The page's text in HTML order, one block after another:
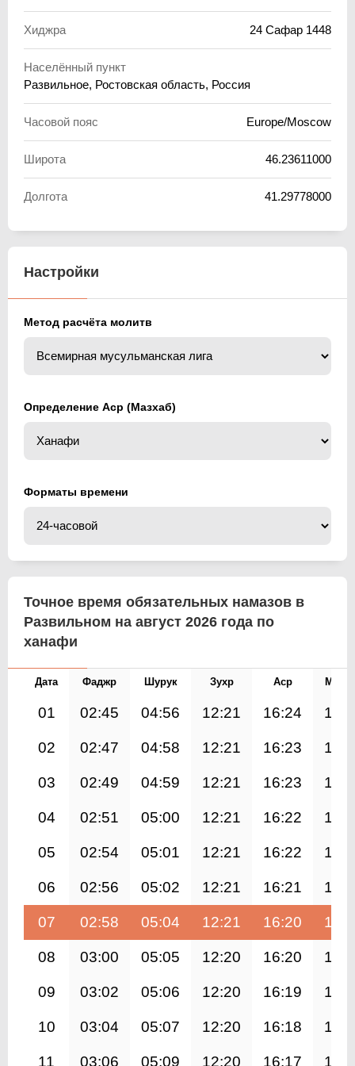
Хиджра 24 Сафар 1448
Населённый пункт
Развильное, Ростовская область, Россия
Часовой пояс Europe/Moscow
Широта 46.23611000
Долгота 41.29778000
Настройки
Метод расчёта молитв
Определение Аср (Мазхаб)
Форматы времени
Точное время обязательных намазов в
Развильном на август 2026 года по
ханафи
Дата Фаджр Шурук Зухр Аср
01 02:45 04:56 12:21 16:24
02 02:47 04:58 12:21 16:23
03 02:49 04:59 12:21 16:23
04 02:51 05:00 12:21 16:22
05 02:54 05:01 12:21 16:22
06 02:56 05:02 12:21 16:21
07 02:58 05:04 12:21 16:20
08 03:00 05:05 12:20 16:20
09 03:02 05:06 12:20 16:19
10 03:04 05:07 12:20 16:18
11 03:06 05:09 12:20 16:17